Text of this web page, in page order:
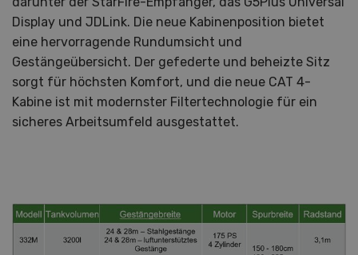
Display und JDLink. Die neue Kabinenposition bietet
eine hervorragende Rundumsicht und
Gestängeübersicht. Der gefederte und beheizte Sitz
sorgt für höchsten Komfort, und die neue CAT 4-
Kabine ist mit modernster Filtertechnologie für ein
sicheres Arbeitsumfeld ausgestattet.